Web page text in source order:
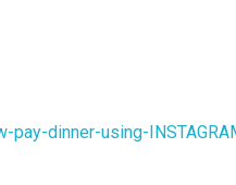
dinner-using-